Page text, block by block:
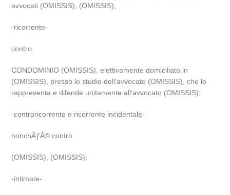
avvocati (OMISSIS), (OMISSIS);
-ricorrente-
contro
CONDOMINIO (OMISSIS), elettivamente domiciliato in
(OMISSIS), presso lo studio dell’avvocato (OMISSIS), che lo
rappresenta e difende unitamente all’avvocato (OMISSIS);
-controricorrente e ricorrente incidentale-
nonchÃƒÂ© contro
(OMISSIS), (OMISSIS);
-intimate-